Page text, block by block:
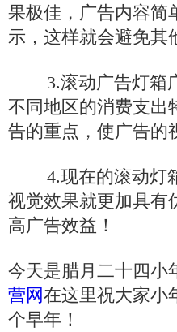
果极佳，广告内容简
示，这样就会避免其
3.滚动广告灯箱
不同地区的消费支出
告的重点，使广告的
4.现在的滚动灯箱
视觉效果就更加具有
高广告效益！
今天是腊月二十四小
营网在这里祝大家小
个早年！